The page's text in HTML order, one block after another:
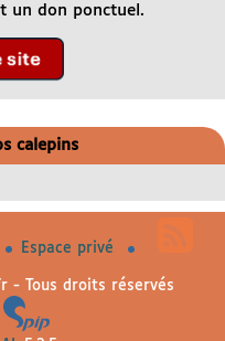
un don ponctuel.
calepins
Espace privé
- Tous droits réservés